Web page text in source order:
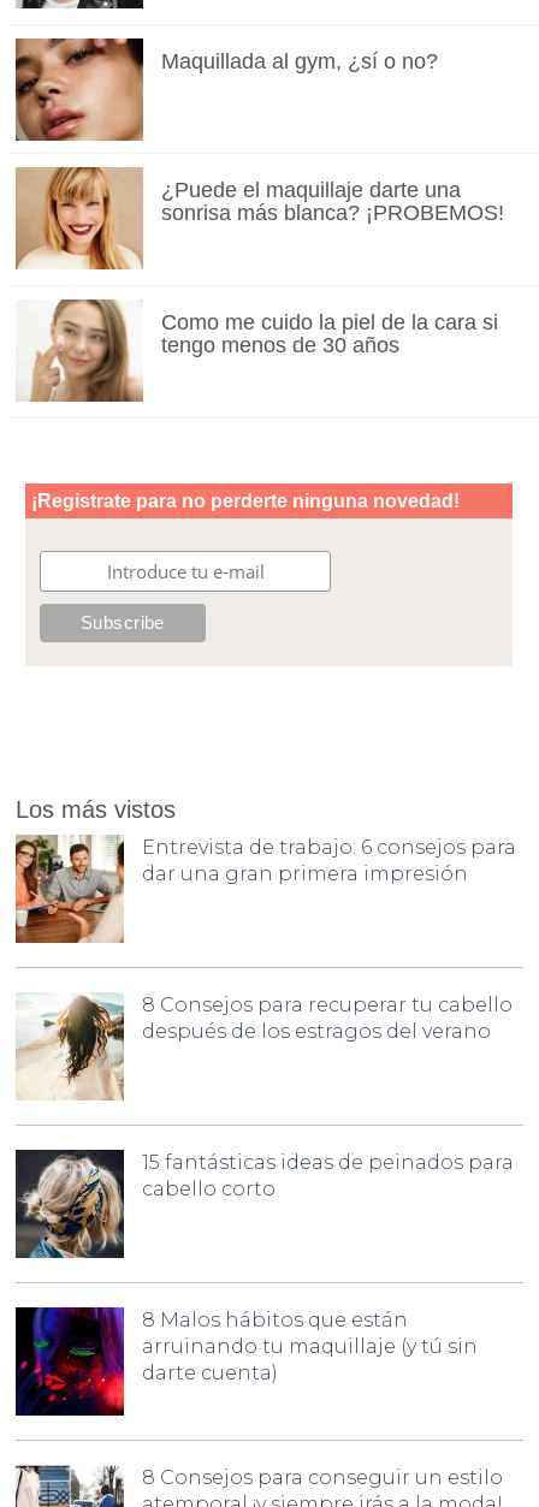
Maquillada al gym, ¿sí o no?
¿Puede el maquillaje darte una
sonrisa más blanca? ¡PROBEMOS!
Como me cuido la piel de la cara si
tengo menos de 30 años
Los más vistos
Entrevista de trabajo: 6 consejos para
dar una gran primera impresión
8 Consejos para recuperar tu cabello
después de los estragos del verano
15 fantásticas ideas de peinados para
cabello corto
8 Malos hábitos que están
arruinando tu maquillaje (y tú sin
darte cuenta)
8 Consejos para conseguir un estilo